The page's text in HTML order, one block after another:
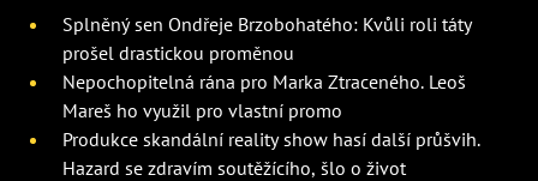
Splněný sen Ondřeje Brzobohatého: Kvůli roli táty
prošel drastickou proměnou
Nepochopitelná rána pro Marka Ztraceného. Leoš
Mareš ho využil pro vlastní promo
Produkce skandální reality show hasí další průšvih.
Hazard se zdravím soutěžícího, šlo o život